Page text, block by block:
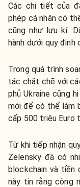
Các chi tiết của
phép cá nhân có
cũng như lưu kí.
hành dưới quy định
Trong quá trình
tác chặt chẽ với
phủ Ukraine cũng
mới để có thể làm
cấp 500 triệu Euro
Từ khi tiếp nhận
Zelensky đã có
blockchain và
này tin rằng công